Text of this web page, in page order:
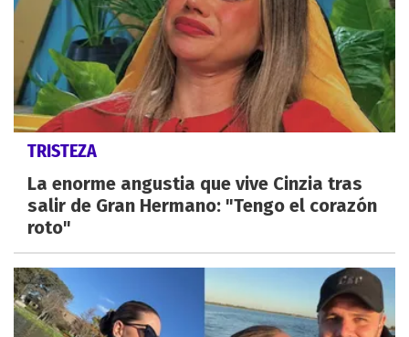
TRISTEZA
La enorme angustia que vive Cinzia tras
salir de Gran Hermano: "Tengo el corazón
roto"